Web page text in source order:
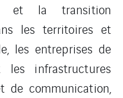
et la transition
les territoires et
les entreprises de
les infrastructures
de communication,